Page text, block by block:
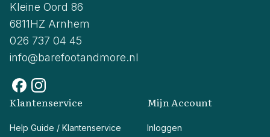
Kleine Oord 86
6811HZ Arnhem
026 737 04 45
info@barefootandmore.nl
Klantenservice
Help Guide / Klantenservice
Mijn Account
Inloggen